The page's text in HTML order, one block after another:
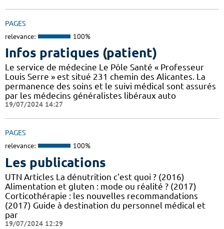
PAGES
relevance: 100%
Infos pratiques (patient)
Le service de médecine Le Pôle Santé « Professeur
Louis Serre » est situé 231 chemin des Alicantes. La
permanence des soins et le suivi médical sont assurés
par les médecins généralistes libéraux auto
19/07/2024 14:27
PAGES
relevance: 100%
Les publications
UTN Articles La dénutrition c'est quoi ? (2016)
Alimentation et gluten : mode ou réalité ? (2017)
Corticothérapie : les nouvelles recommandations
(2017) Guide à destination du personnel médical et
par
19/07/2024 12:29